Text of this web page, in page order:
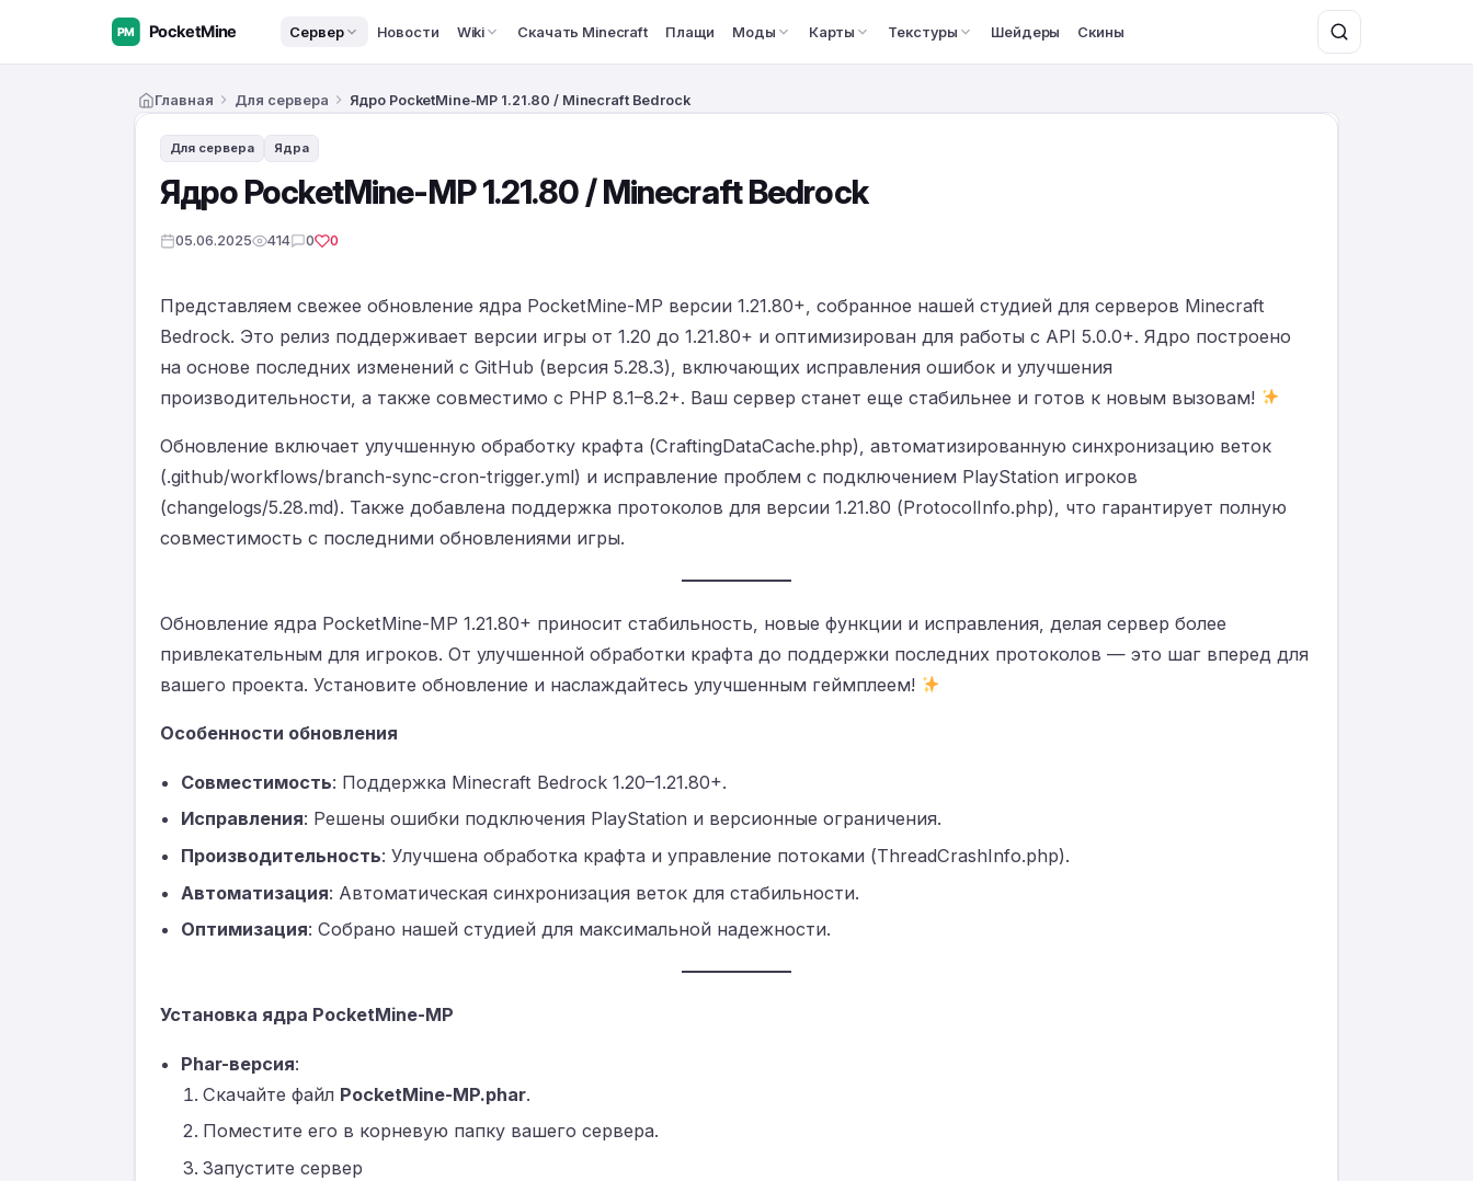
Сервер Новости Wiki Скачать Minecraft Плащи Моды Карты Текстуры Шейдеры Скины
Главная Для сервера Ядро PocketMine-MP 1.21.80 / Minecraft Bedrock
Для сервера Ядра
Ядро PocketMine-MP 1.21.80 / Minecraft Bedrock
05.06.2025 414 0 0
Представляем свежее обновление ядра PocketMine-MP версии 1.21.80+, собранное нашей студией для серверов Minecraft
Bedrock. Это релиз поддерживает версии игры от 1.20 до 1.21.80+ и оптимизирован для работы с API 5.0.0+. Ядро построено
на основе последних изменений с GitHub (версия 5.28.3), включающих исправления ошибок и улучшения
производительности, а также совместимо с PHP 8.1–8.2+. Ваш сервер станет еще стабильнее и готов к новым вызовам!
Обновление включает улучшенную обработку крафта (CraftingDataCache.php), автоматизированную синхронизацию веток
(.github/workflows/branch-sync-cron-trigger.yml) и исправление проблем с подключением PlayStation игроков
(changelogs/5.28.md). Также добавлена поддержка протоколов для версии 1.21.80 (ProtocolInfo.php), что гарантирует полную
совместимость с последними обновлениями игры.
Обновление ядра PocketMine-MP 1.21.80+ приносит стабильность, новые функции и исправления, делая сервер более
привлекательным для игроков. От улучшенной обработки крафта до поддержки последних протоколов — это шаг вперед для
вашего проекта. Установите обновление и наслаждайтесь улучшенным геймплеем!
Особенности обновления
Совместимость: Поддержка Minecraft Bedrock 1.20–1.21.80+.
Исправления: Решены ошибки подключения PlayStation и версионные ограничения.
Производительность: Улучшена обработка крафта и управление потоками (ThreadCrashInfo.php).
Автоматизация: Автоматическая синхронизация веток для стабильности.
Оптимизация: Собрано нашей студией для максимальной надежности.
Установка ядра PocketMine-MP
Phar-версия:
Скачайте файл PocketMine-MP.phar.
Поместите его в корневую папку вашего сервера.
Запустите сервер